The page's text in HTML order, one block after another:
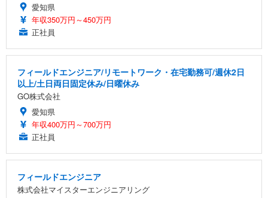
愛知県
年収350万円～450万円
正社員
フィールドエンジニア/リモートワーク・在宅勤務可/週休2日
以上/土日両日固定休み/日曜休み
GO株式会社
愛知県
年収400万円～700万円
正社員
フィールドエンジニア
株式会社マイスターエンジニアリング